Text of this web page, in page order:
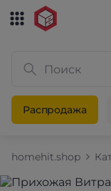
Распродажа
homehit.shop